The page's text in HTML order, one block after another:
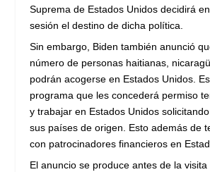
Suprema de Estados Unidos decidirá
sesión el destino de dicha política.
Sin embargo, Biden también anunció
número de personas haitianas,
podrán acogerse en Estados Unidos.
programa que les concederá permiso
y trabajar en Estados Unidos
sus países de origen. Esto además de
con patrocinadores financieros en
El anuncio se produce antes de la visita